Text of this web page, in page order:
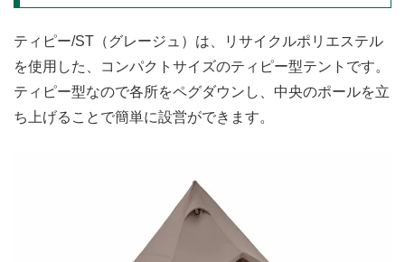
ティピー/ST（グレージュ）は、リサイクルポリエステル
を使用した、コンパクトサイズのティピー型テントです。
ティピー型なので各所をペグダウンし、中央のポールを立
ち上げることで簡単に設営ができます。